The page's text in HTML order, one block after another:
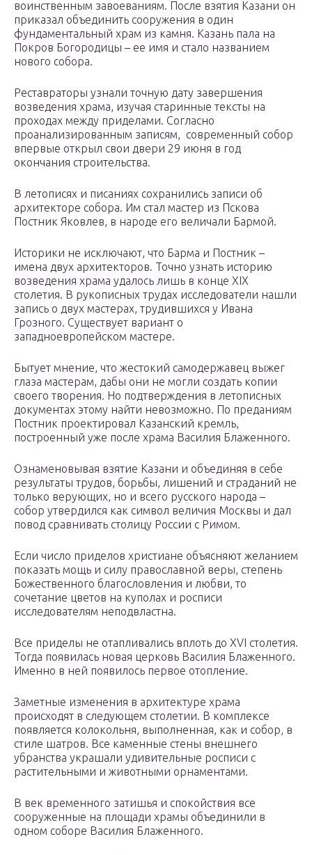
воинственным завоеваниям. После взятия Казани он
приказал объединить сооружения в один
фундаментальный храм из камня. Казань пала на
Покров Богородицы – ее имя и стало названием
нового собора.
Реставраторы узнали точную дату завершения
возведения храма, изучая старинные тексты на
проходах между приделами. Согласно
проанализированным записям, современный собор
впервые открыл свои двери 29 июня в год
окончания строительства.
В летописях и писаниях сохранились записи об
архитекторе собора. Им стал мастер из Пскова
Постник Яковлев, в народе его величали Бармой.
Историки не исключают, что Барма и Постник –
имена двух архитекторов. Точно узнать историю
возведения храма удалось лишь в конце XIX
столетия. В рукописных трудах исследователи нашли
запись о двух мастерах, трудившихся у Ивана
Грозного. Существует вариант о
западноевропейском мастере.
Бытует мнение, что жестокий самодержавец выжег
глаза мастерам, дабы они не могли создать копии
своего творения. Но подтверждения в летописных
документах этому найти невозможно. По преданиям
Постник проектировал Казанский кремль,
построенный уже после храма Василия Блаженного.
Ознаменовывая взятие Казани и объединяя в себе
результаты трудов, борьбы, лишений и страданий не
только верующих, но и всего русского народа –
собор утвердился как символ величия Москвы и дал
повод сравнивать столицу России с Римом.
Если число приделов христиане объясняют желанием
показать мощь и силу православной веры, степень
Божественного благословления и любви, то
сочетание цветов на куполах и росписи
исследователям неподвластна.
Все приделы не отапливались вплоть до XVI столетия.
Тогда появилась новая церковь Василия Блаженного.
Именно в ней появилось первое отопление.
Заметные изменения в архитектуре храма
происходят в следующем столетии. В комплексе
появляется колокольня, выполненная, как и собор, в
стиле шатров. Все каменные стены внешнего
убранства украшали удивительные росписи с
растительными и животными орнаментами.
В век временного затишья и спокойствия все
сооруженные на площади храмы объединили в
одном соборе Василия Блаженного.